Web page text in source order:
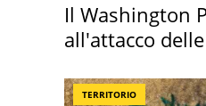
Il Washington
all'attacco
TERRITORIO